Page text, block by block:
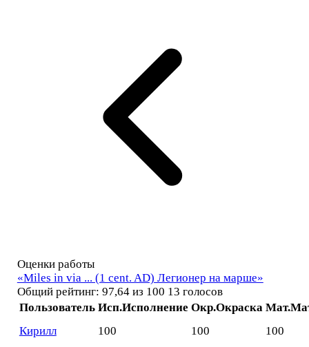
Оценки работы
«Miles in via ... (1 cent. AD) Легионер на марше»
Общий рейтинг: 97,64 из 100 13 голосов
Пользователь Исп.Исполнение Окр.Окраска Мат.
Кирилл
100 100
100